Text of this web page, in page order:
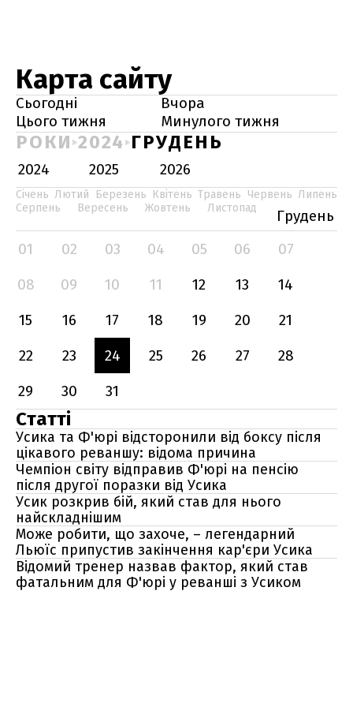
Карта сайту
Сьогодні
Вчора
Цього тижня
Минулого тижня
РОКИ 2024 ГРУДЕНЬ
2024 2025 2026
Січень Лютий Березень Квітень Травень Червень Липень
Серпень
Вересень Жовтень Листопад
Грудень
01
02 03 04 05 06
07
08
09 10 11 12 13
14
15
16 17 18 19 20
21
22
23 24 25 26 27
28
29
30 31
Статті
Усика та Ф'юрі відсторонили від боксу після
цікавого реваншу: відома причина
Чемпіон світу відправив Ф'юрі на пенсію
після другої поразки від Усика
Усик розкрив бій, який став для нього
найскладнішим
Може робити, що захоче, – легендарний
Льюїс припустив закінчення кар'єри Усика
Відомий тренер назвав фактор, який став
фатальним для Ф'юрі у реванші з Усиком